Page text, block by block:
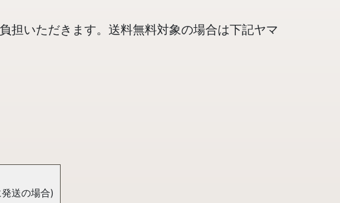
担いただきます。送料無料対象の場合は下記ヤマ
送の場合)